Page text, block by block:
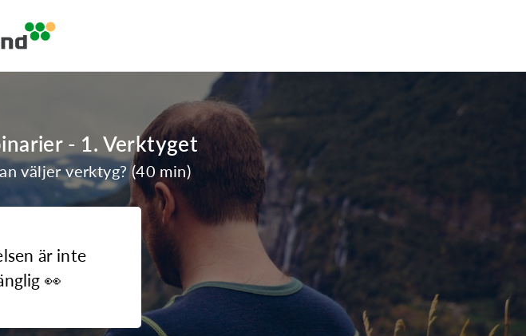
- 1. Verktyget
väljer verktyg? (40 min)
är inte
👀